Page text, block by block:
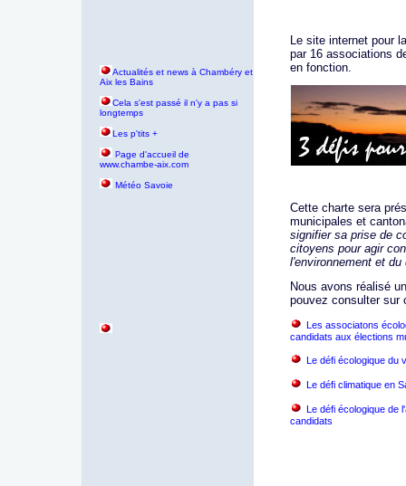
Actualités et news à Chambéry et
Aix les Bains
Cela s'est passé il n'y a pas si
longtemps
Les p'tits +
Page d'accueil de
www.chambe-aix.com
Météo Savoie
Le site internet pour
par 16 associations
en fonction.
Cette charte sera
municipales et
signifier sa prise de
citoyens pour agir
l'environnement et du
Nous avons réalisé
pouvez consulter sur
Les associatons
candidats aux élections
Le défi écologique du
Le défi climatique en
Le défi écologique de
candidats